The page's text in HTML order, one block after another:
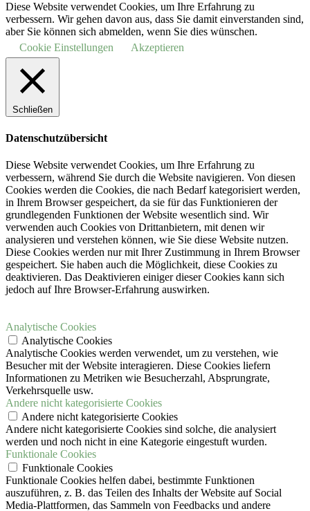
Diese Website verwendet Cookies, um Ihre Erfahrung zu
verbessern. Wir gehen davon aus, dass Sie damit einverstanden sind,
aber Sie können sich abmelden, wenn Sie dies wünschen.
Cookie Einstellungen
Akzeptieren
Schließen
Datenschutzübersicht
Diese Website verwendet Cookies, um Ihre Erfahrung zu
verbessern, während Sie durch die Website navigieren. Von diesen
Cookies werden die Cookies, die nach Bedarf kategorisiert werden,
in Ihrem Browser gespeichert, da sie für das Funktionieren der
grundlegenden Funktionen der Website wesentlich sind. Wir
verwenden auch Cookies von Drittanbietern, mit denen wir
analysieren und verstehen können, wie Sie diese Website nutzen.
Diese Cookies werden nur mit Ihrer Zustimmung in Ihrem Browser
gespeichert. Sie haben auch die Möglichkeit, diese Cookies zu
deaktivieren. Das Deaktivieren einiger dieser Cookies kann sich
jedoch auf Ihre Browser-Erfahrung auswirken.
Analytische Cookies
Analytische Cookies
Analytische Cookies werden verwendet, um zu verstehen, wie
Besucher mit der Website interagieren. Diese Cookies liefern
Informationen zu Metriken wie Besucherzahl, Absprungrate,
Verkehrsquelle usw.
Andere nicht kategorisierte Cookies
Andere nicht kategorisierte Cookies
Andere nicht kategorisierte Cookies sind solche, die analysiert
werden und noch nicht in eine Kategorie eingestuft wurden.
Funktionale Cookies
Funktionale Cookies
Funktionale Cookies helfen dabei, bestimmte Funktionen
auszuführen, z. B. das Teilen des Inhalts der Website auf Social
Media-Plattformen, das Sammeln von Feedbacks und andere